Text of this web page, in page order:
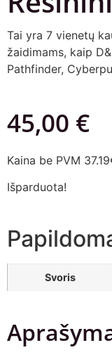
Tai yra 7 vienetų
žaidimams, kaip
Pathfinder,
45,00 €
Kaina be PVM
Išparduota!
Svoris